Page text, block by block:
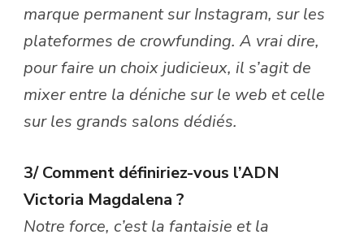
marque permanent sur Instagram, sur les
plateformes de crowfunding. A vrai dire,
pour faire un choix judicieux, il s’agit de
mixer entre la déniche sur le web et celle
sur les grands salons dédiés.
3/ Comment définiriez-vous l’ADN
Victoria Magdalena ?
Notre force, c’est la fantaisie et la